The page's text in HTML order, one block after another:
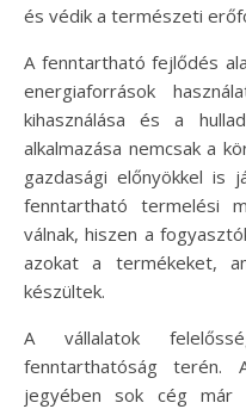
és védik a természeti
A fenntartható fejlődés
energiaforrások
kihasználása és a
alkalmazása nemcsak a
gazdasági előnyökkel is
fenntartható termelési
válnak, hiszen a
azokat a termékeket,
készültek.
A vállalatok
fenntarthatóság terén.
jegyében sok cég